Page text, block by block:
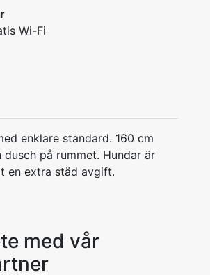
Wi-Fi
enklare standard. 160 cm
dusch på rummet. Hundar är
en extra städ avgift.
med vår